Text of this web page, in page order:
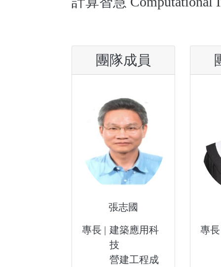
團隊成員
張志國
專長 | 建築應用科
技
營建工程成
專